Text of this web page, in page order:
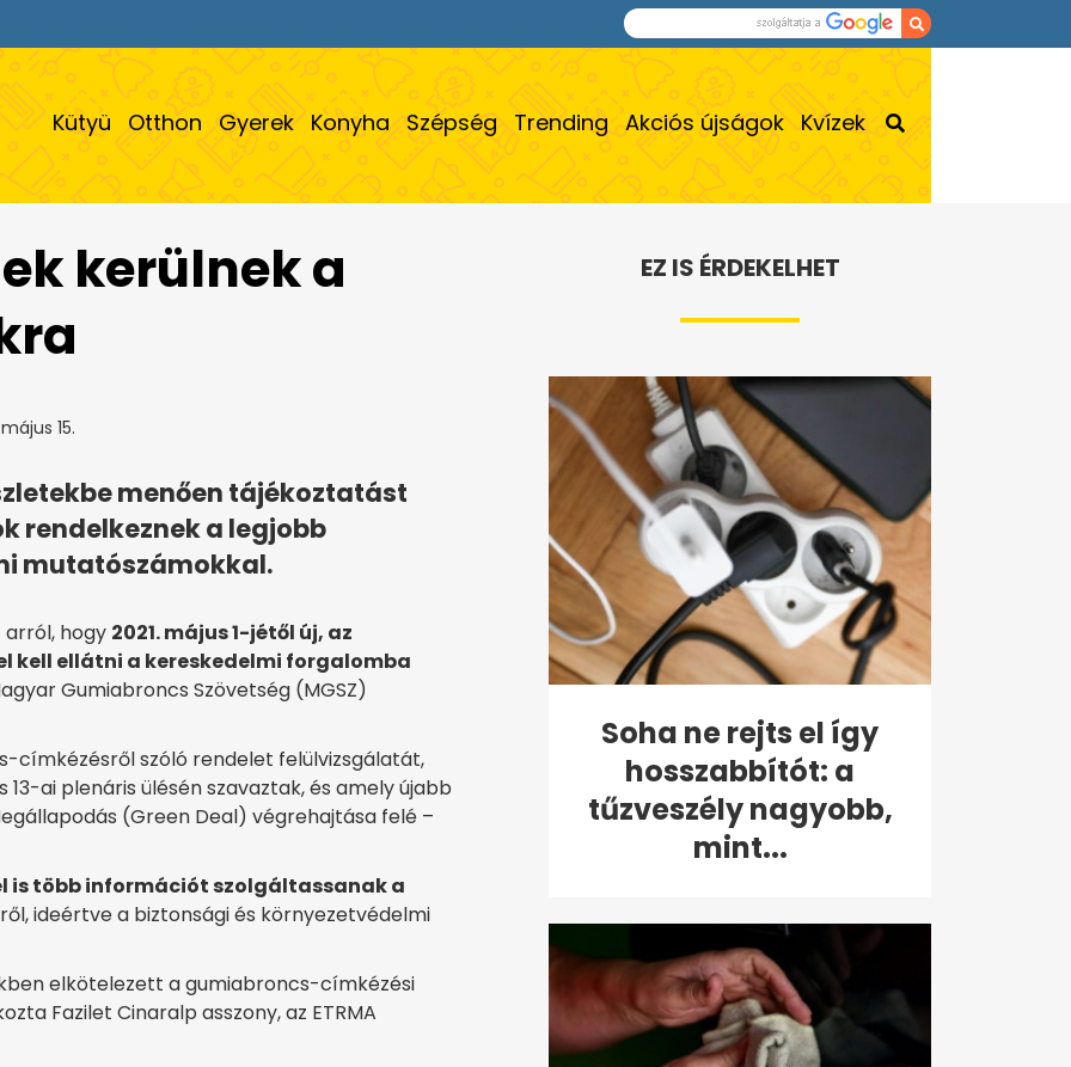
Kütyü Otthon Gyerek Konyha Szépség Trending Akciós újságok Kvízek
kerülnek a
15.
menően tájékoztatást
rendelkeznek a legjobb
mutatószámokkal.
arról, hogy 2021. május 1-jétől új, az
kell ellátni a kereskedelmi forgalomba
Gumiabroncs Szövetség (MGSZ)
címkézésről szóló rendelet felülvizsgálatát,
ai plenáris ülésén szavaztak, és amely újabb
(Green Deal) végrehajtása felé –
is több információt szolgáltassanak a
ideértve a biztonsági és környezetvédelmi
elkötelezett a gumiabroncs-címkézési
Fazilet Cinaralp asszony, az ETRMA
EZ IS ÉRDEKELHET
Soha ne rejts el így
hosszabbítót: a
tűzveszély nagyobb,
mint...